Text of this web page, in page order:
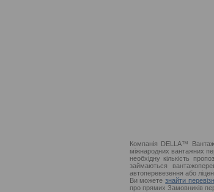
Компанія DELLA™
міжнародних вантажних
необхідну кількість
займаються
автоперевезення або
Ви можетезнайти
про прямих Замовників